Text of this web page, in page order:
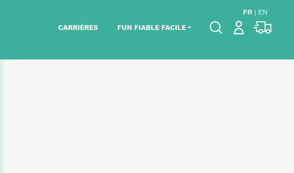
CARRIÈRES FUN FIABLE FACILE
FR| EN